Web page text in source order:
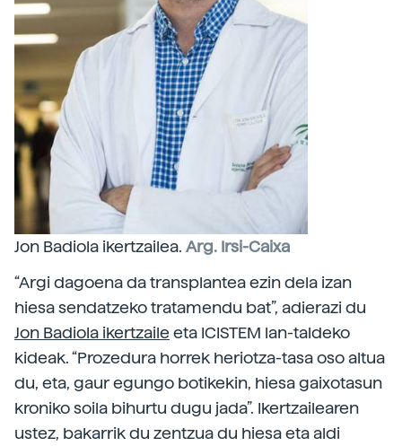
Jon Badiola ikertzailea. Arg. Irsi-Caixa
“Argi dagoena da transplantea ezin dela izan
hiesa sendatzeko tratamendu bat”, adierazi du
Jon Badiola ikertzaile eta ICISTEM lan-taldeko
kideak. “Prozedura horrek heriotza-tasa oso altua
du, eta, gaur egungo botikekin, hiesa gaixotasun
kroniko soila bihurtu dugu jada”. Ikertzailearen
ustez, bakarrik du zentzua du hiesa eta aldi